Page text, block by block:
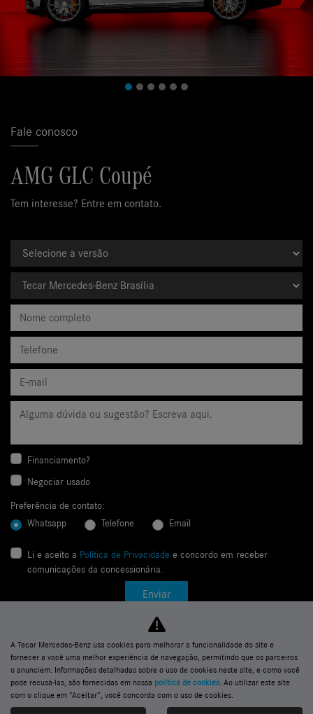
Fale conosco
AMG GLC Coupé
Tem interesse? Entre em contato.
Financiamento?
Negociar usado
Preferência de contato:
Whatsapp
Telefone Email
Li e aceito a Política de Privacidade e concordo em receber
comunicações da concessionária.
Enviar
A Tecar Mercedes-Benz usa cookies para melhorar a funcionalidade do site e
fornecer a você uma melhor experiência de navegação, permitindo que os parceiros
o anunciem. Informações detalhadas sobre o uso de cookies neste site, e como você
pode recusá-las, são fornecidas em nossa política de cookies . Ao utilizar este site
com o clique em "Aceitar”, você concorda com o uso de cookies.